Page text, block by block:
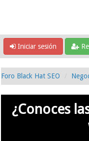
Iniciar sesión
Foro Black Hat SEO
¿Conoces